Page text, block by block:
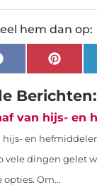
hem dan op:
Facebook
Berichten:
van hijs- en
hijs- en
vele dingen gelet
Om...